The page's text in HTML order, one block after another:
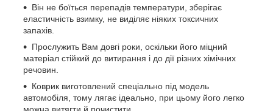
Він не боїться перепадів температури, зберігає
еластичність взимку, не виділяє ніяких токсичних
запахів.
Прослужить Вам довгі роки, оскільки його міцний
матеріал стійкий до витирання і до дії різних хімічних
речовин.
Коврик виготовлений спеціально під модель
автомобіля, тому лягає ідеально, при цьому його легко